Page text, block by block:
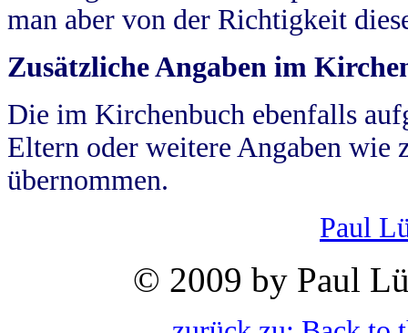
man aber von der Richtigkeit
Zusätzliche Angaben im
Die im Kirchenbuch ebenfalls
Eltern oder weitere Angaben wie
übernommen.
Paul
© 2009 by Paul